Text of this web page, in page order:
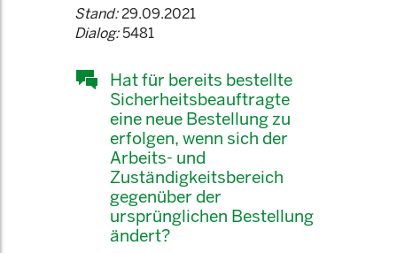
Stand:29.09.2021
Dialog:5481
Hat für bereits bestellte
Sicherheitsbeauftragte
eine neue Bestellung zu
erfolgen, wenn sich der
Arbeits- und
Zuständigkeitsbereich
gegenüber der
ursprünglichen Bestellung
ändert?